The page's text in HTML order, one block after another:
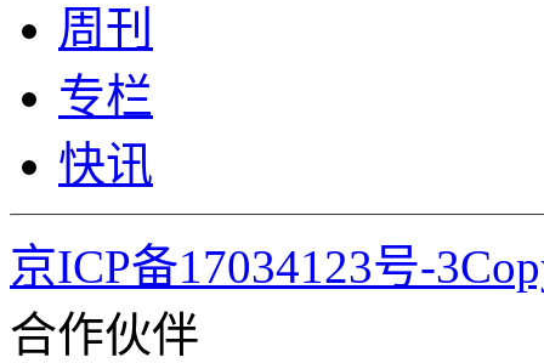
周刊
专栏
快讯
京ICP备17034123号-
合作伙伴